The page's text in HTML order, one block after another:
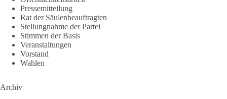
Pressemitteilung
Rat der Säulenbeauftragten
Stellungnahme der Partei
Stimmen der Basis
Veranstaltungen
Vorstand
Wahlen
Archiv